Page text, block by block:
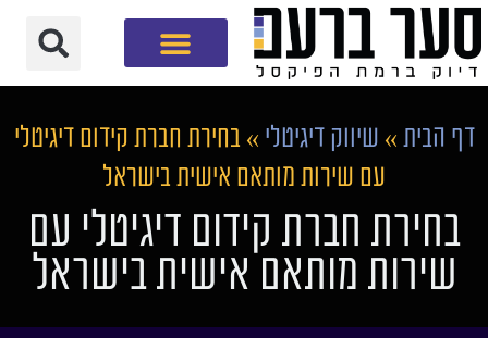
דף הבית » שיווק דיגיטלי »בחירת חברת קידום דיגיטלי
עם שירות מותאם אישית בישראל
בחירת חברת קידום דיגיטלי עם
שירות מותאם אישית בישראל